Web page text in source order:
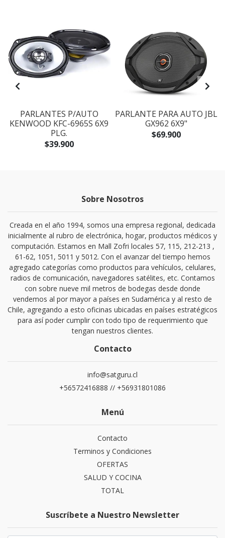
PARLANTES P/AUTO
KENWOOD KFC-6965S 6X9
PLG.
$39.900
PARLANTE PARA AUTO JBL
GX962 6X9"
$69.900
Sobre Nosotros
Creada en el año 1994, somos una empresa regional, dedicada
inicialmente al rubro de electrónica, hogar, productos médicos y
computación. Estamos en Mall Zofri locales 57, 115, 212-213 ,
61-62, 1051, 5011 y 5012. Con el avanzar del tiempo hemos
agregado categorías como productos para vehículos, celulares,
radios de comunicación, navegadores satélites, etc. Contamos
con sobre nueve mil metros de bodegas desde donde
vendemos al por mayor a países en Sudamérica y al resto de
Chile, agregando a esto oficinas ubicadas en países estratégicos
para así poder cumplir con todo tipo de requerimiento que
tengan nuestros clientes.
Contacto
info@satguru.cl
+56572416888 // +56931801086
Menú
Contacto
Terminos y Condiciones
OFERTAS
SALUD Y COCINA
TOTAL
Suscríbete a Nuestro Newsletter